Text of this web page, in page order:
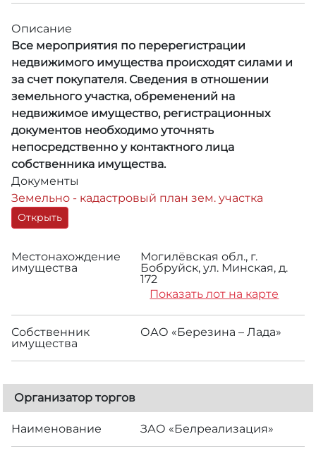
Описание
Все мероприятия по перерегистрации
недвижимого имущества происходят силами и
за счет покупателя. Сведения в отношении
земельного участка, обременений на
недвижимое имущество, регистрационных
документов необходимо уточнять
непосредственно у контактного лица
собственника имущества.
Документы
Земельно - кадастровый план зем. участка
Открыть
Местонахождение
имущества
Могилёвская обл., г.
Бобруйск, ул. Минская, д.
172
Показать лот на карте
Собственник
имущества
ОАО «Березина – Лада»
Организатор торгов
Наименование ЗАО «Белреализация»